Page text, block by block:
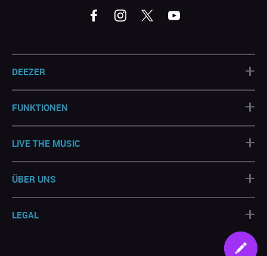
DEEZER +
FUNKTIONEN +
LIVE THE MUSIC +
ÜBER UNS +
LEGAL +